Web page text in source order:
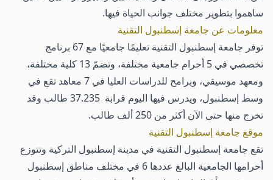
ساهموا بتطوير مختلف جوانب الحياة فيها.
معلومات عن جامعة إسطنبول التقنية
توفر جامعة إسطنبول التقنية تعليمًا جامعيًا مع 67 برنامج
تخصصي في 5 أحرام جامعية مختلفة، وتضمّ 13 كلية مختلفة،
ومعهد موسيقي، وبرامح للدراسات العليا في 7 معاهد تقع في
وسط إسطنبول، ويدرس فيها اليوم قرابة 37.235 طالب وقد
تخرج منها حتى الآن أكثر من 250 ألف طالب.
موقع جامعة إسطنبول التقنية
تقع جامعة إسطنبول التقنية في مدينة إسطنبول التركية وتتوزع
أحرامها الجامعية البالغ عددها 6 في مختلف مناطق إسطنبول